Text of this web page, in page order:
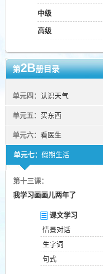
中级
高级
第2B册目录
单元四： 认识天气
单元五： 买东西
单元六： 看医生
单元七： 假期生活
第十三课：
我学习画画儿两年了
课文学习
情景对话
生字词
句式